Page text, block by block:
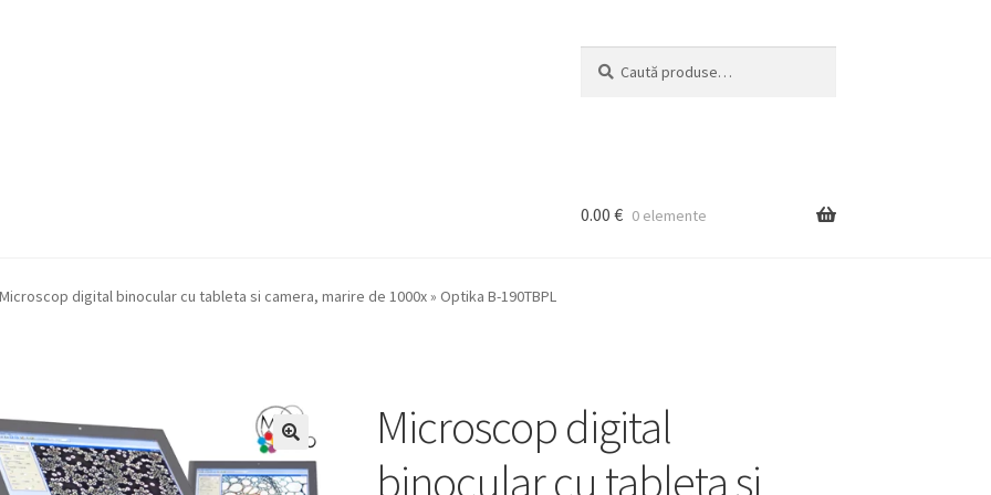
după:
Condiții generale Service Contact
0.00 € 0 elemente
Microscop digital binocular cu tableta si camera, marire de 1000x » Optika B-190TBPL
Microscop digital
binocular cu tableta si